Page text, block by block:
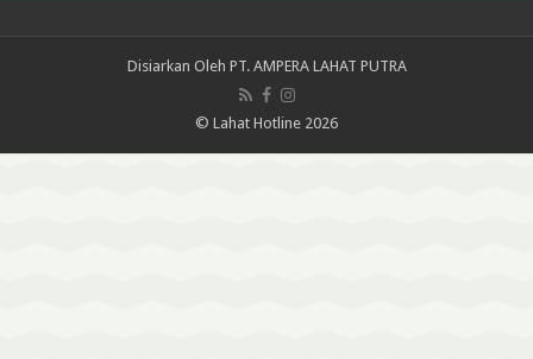
Disiarkan Oleh PT. AMPERA LAHAT PUTRA
© Lahat Hotline 2026